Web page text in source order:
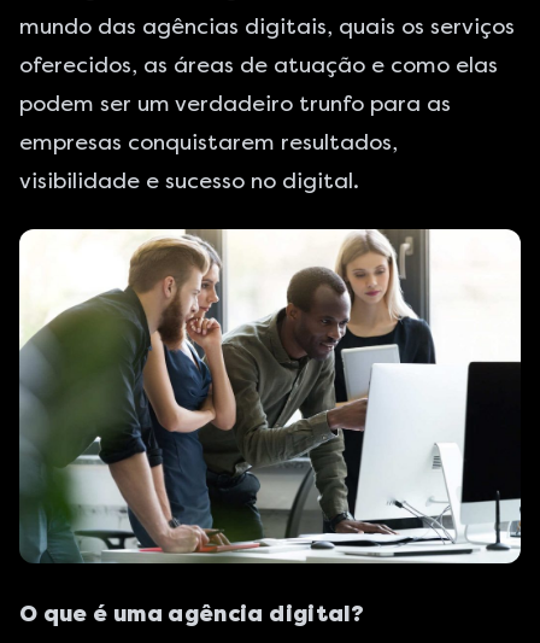
mundo das agências digitais, quais os serviços
oferecidos, as áreas de atuação e como elas
podem ser um verdadeiro trunfo para as
empresas conquistarem resultados,
visibilidade e sucesso no digital.
O que é uma agência digital?